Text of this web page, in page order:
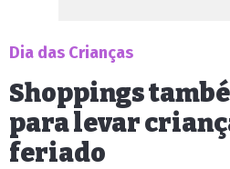
Dia das Crianças
Shoppings
para levar
feriado